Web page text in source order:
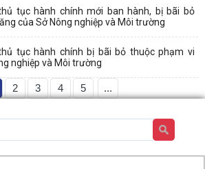
tục hành chính mới ban hành, bị bãi bỏ
của Sở Nông nghiệp và Môi trường
tục hành chính bị bãi bỏ thuộc phạm vi
nghiệp và Môi trường
2 3 4 5 ...